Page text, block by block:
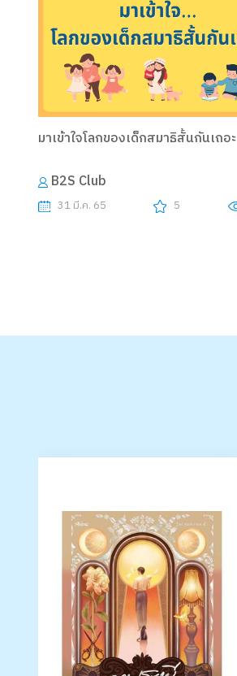
มาเข้าใจโลกของเด็กสมาธิสั้นกันเถอะ
B2S Club
31 มี.ค. 65 5